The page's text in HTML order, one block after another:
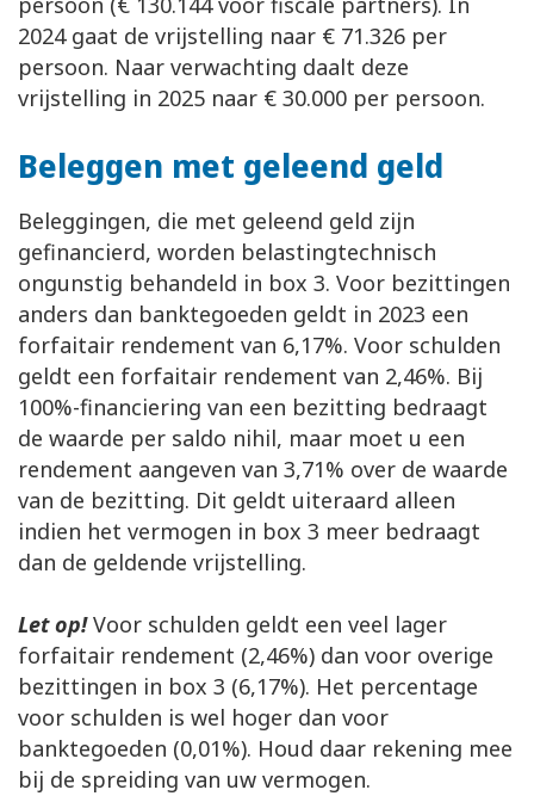
2024 gaat de vrijstelling naar € 71.326 per
persoon. Naar verwachting daalt deze
vrijstelling in 2025 naar € 30.000 per persoon.
Beleggen met geleend geld
Beleggingen, die met geleend geld zijn
gefinancierd, worden belastingtechnisch
ongunstig behandeld in box 3. Voor bezittingen
anders dan banktegoeden geldt in 2023 een
forfaitair rendement van 6,17%. Voor schulden
geldt een forfaitair rendement van 2,46%. Bij
100%-financiering van een bezitting bedraagt
de waarde per saldo nihil, maar moet u een
rendement aangeven van 3,71% over de waarde
van de bezitting. Dit geldt uiteraard alleen
indien het vermogen in box 3 meer bedraagt
dan de geldende vrijstelling.
Let op!Voor schulden geldt een veel lager
forfaitair rendement (2,46%) dan voor overige
bezittingen in box 3 (6,17%). Het percentage
voor schulden is wel hoger dan voor
banktegoeden (0,01%). Houd daar rekening mee
bij de spreiding van uw vermogen.